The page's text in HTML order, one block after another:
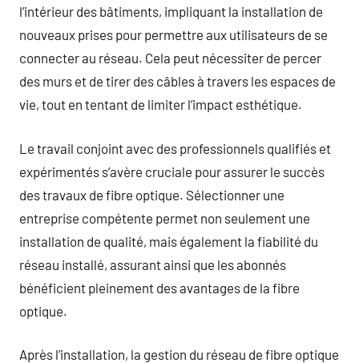
l’intérieur des bâtiments, impliquant la installation de
nouveaux prises pour permettre aux utilisateurs de se
connecter au réseau. Cela peut nécessiter de percer
des murs et de tirer des câbles à travers les espaces de
vie, tout en tentant de limiter l’impact esthétique.
Le travail conjoint avec des professionnels qualifiés et
expérimentés s’avère cruciale pour assurer le succès
des travaux de fibre optique. Sélectionner une
entreprise compétente permet non seulement une
installation de qualité, mais également la fiabilité du
réseau installé, assurant ainsi que les abonnés
bénéficient pleinement des avantages de la fibre
optique.
Après l’installation, la gestion du réseau de fibre optique